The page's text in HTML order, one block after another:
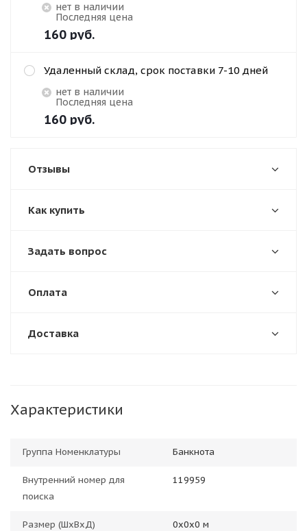
Нет в наличии
Последняя цена
160 руб.
Удаленный склад, срок поставки 7-10 дней
Нет в наличии
Последняя цена
160 руб.
Отзывы
Как купить
Задать вопрос
Оплата
Доставка
Характеристики
Группа Номенклатуры Банкнота
Внутренний номер для
поиска
119959
Размер (ШхВхД) 0х0х0 м